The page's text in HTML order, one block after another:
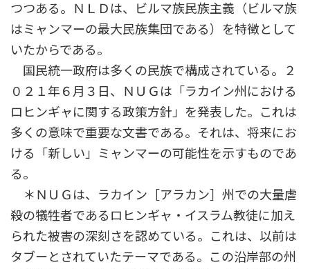
つつある。ＮＬＤは、ビルマ族民族主義（ビルマ族
はミャンマーの最大民族集団である）を特徴として
いたからである。
国民統一政府は多くの民族で構成されている。２
０２１年６月３日、ＮＵＧは「ラカイン州における
ロヒンギャに関する政策方針」を発表した。これは
多くの意味で重要な文書である。それは、将来にお
ける「新しい」ミャンマーの可能性を示すものであ
る。
＊ＮＵＧは、ラカイン［アラカン］州での大量虐
殺の犠牲者であるロヒンギャ・イスラム教徒に加え
られた被害の深刻さを認めている。これは、以前は
タブーとされていたテーマである。この沿岸部の州